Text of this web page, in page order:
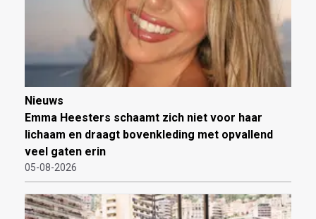
Nieuws
Emma Heesters schaamt zich niet voor haar
lichaam en draagt bovenkleding met opvallend
veel gaten erin
05-08-2026